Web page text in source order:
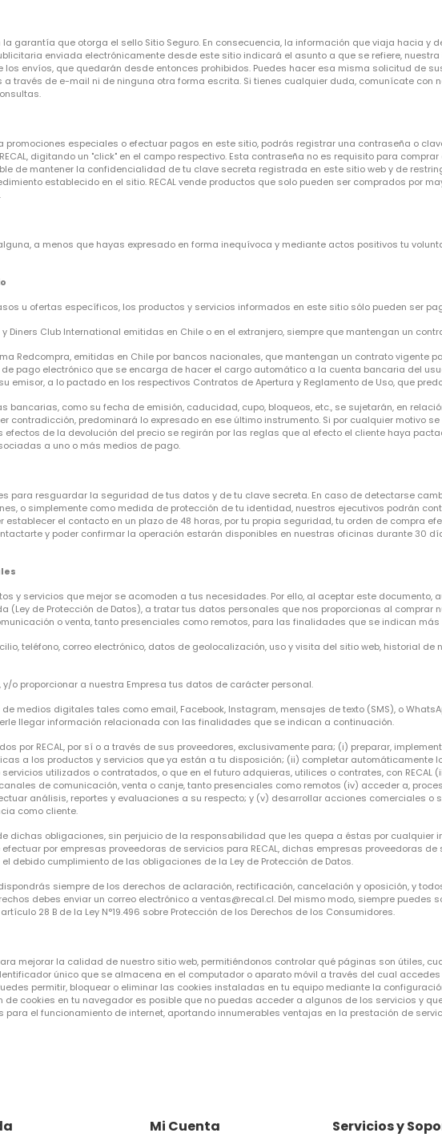
garantía que otorga el sello Sitio Seguro. En consecuencia, la información que viaja hacia
enviada electrónicamente desde este sitio indicará el asunto a que se refiere,
envíos, que quedarán desde entonces prohibidos. Puedes hacer esa misma solicitud de
a través de e-mail ni de ninguna otra forma escrita. Si tienes cualquier duda, comunícate con
especiales o efectuar pagos en este sitio, podrás registrar una contraseña o
digitando un "click" en el campo respectivo. Esta contraseña no es requisito para
de mantener la confidencialidad de tu clave secreta registrada en este sitio web y de
establecido en el sitio. RECAL vende productos que solo pueden ser comprados por
a menos que hayas expresado en forma inequívoca y mediante actos positivos tu
u ofertas específicos, los productos y servicios informados en este sitio sólo pueden ser
Diners Club International emitidas en Chile o en el extranjero, siempre que mantengan un
Redcompra, emitidas en Chile por bancos nacionales, que mantengan un contrato vigente
pago electrónico que se encarga de hacer el cargo automático a la cuenta bancaria del
emisor, a lo pactado en los respectivos Contratos de Apertura y Reglamento de Uso, que
como su fecha de emisión, caducidad, cupo, bloqueos, etc., se sujetarán, en
contradicción, predominará lo expresado en ese último instrumento. Si por cualquier motivo
de la devolución del precio se regirán por las reglas que al efecto el cliente haya
a uno o más medios de pago.
para resguardar la seguridad de tus datos y de tu clave secreta. En caso de detectarse
o simplemente como medida de protección de tu identidad, nuestros ejecutivos podrán
establecer el contacto en un plazo de 48 horas, por tu propia seguridad, tu orden de compra
y poder confirmar la operación estarán disponibles en nuestras oficinas durante 30
y servicios que mejor se acomoden a tus necesidades. Por ello, al aceptar este
(Ley de Protección de Datos), a tratar tus datos personales que nos proporcionas al
o venta, tanto presenciales como remotos, para las finalidades que se indican más
teléfono, correo electrónico, datos de geolocalización, uso y visita del sitio web, historial
o proporcionar a nuestra Empresa tus datos de carácter personal.
de medios digitales tales como email, Facebook, Instagram, mensajes de texto (SMS), o
llegar información relacionada con las finalidades que se indican a continuación.
por RECAL, por sí o a través de sus proveedores, exclusivamente para; (i) preparar,
a los productos y servicios que ya están a tu disposición; (ii) completar
utilizados o contratados, o que en el futuro adquieras, utilices o contrates, con
de comunicación, venta o canje, tanto presenciales como remotos (iv) acceder a,
análisis, reportes y evaluaciones a su respecto; y (v) desarrollar acciones comerciales
como cliente.
dichas obligaciones, sin perjuicio de la responsabilidad que les quepa a éstas por cualquier
por empresas proveedoras de servicios para RECAL, dichas empresas proveedoras
debido cumplimiento de las obligaciones de la Ley de Protección de Datos.
siempre de los derechos de aclaración, rectificación, cancelación y oposición, y
debes enviar un correo electrónico a ventas@recal.cl. Del mismo modo, siempre
28 B de la Ley N°19.496 sobre Protección de los Derechos de los Consumidores.
mejorar la calidad de nuestro sitio web, permitiéndonos controlar qué páginas son útiles,
único que se almacena en el computador o aparato móvil a través del cual
permitir, bloquear o eliminar las cookies instaladas en tu equipo mediante la
cookies en tu navegador es posible que no puedas acceder a algunos de los servicios y
para el funcionamiento de internet, aportando innumerables ventajas en la prestación de
Mi Cuenta Servicios y